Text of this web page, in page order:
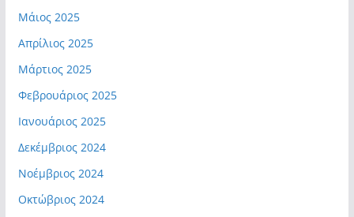
Μάιος 2025
Απρίλιος 2025
Μάρτιος 2025
Φεβρουάριος 2025
Ιανουάριος 2025
Δεκέμβριος 2024
Νοέμβριος 2024
Οκτώβριος 2024